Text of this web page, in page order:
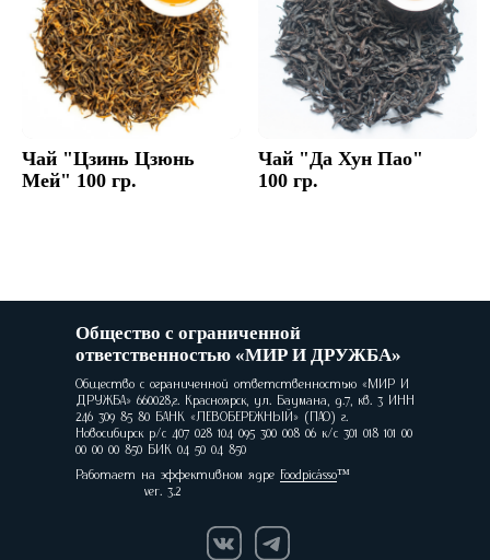
Чай "Цзинь Цзюнь
Мей" 100 гр.
Чай "Да Хун Пао"
100 гр.
Общество с ограниченной
ответственностью «МИР И ДРУЖБА»
Общество с ограниченной ответственностью «МИР И
ДРУЖБА» 660028,г. Красноярск, ул. Баумана, д.7, кв. 3 ИНН
246 309 85 80 БАНК «ЛЕВОБЕРЕЖНЫЙ» (ПАО) г.
Новосибирск р/с 407 028 104 095 300 008 06 к/с 301 018 101 00
00 00 00 850 БИК 04 50 04 850
Работает на эффективном ядре Foodpicásso
ver. 3.2